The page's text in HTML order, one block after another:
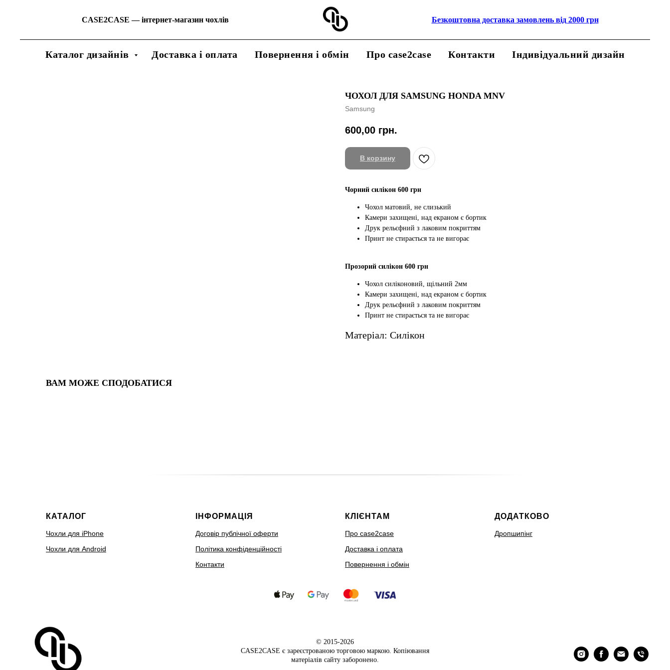
CASE2CASE—інтернет-магазин чохлів Безкоштовна доставка замовлень від 2000 грн
Каталог дизайнів Доставка і оплата Повернення і обмін Про case2case Контакти Індивідуальний дизайн
ЧОХОЛ ДЛЯ SAMSUNG HONDA MNV
Samsung
600,00 грн.
В корзину
Чорний силікон 600 грн
Чохол матовий, не слизький
Камери захищені, над екраном є бортик
Друк рельєфний з лаковим покриттям
Принт не стирається та не вигорає
Прозорий силікон 600 грн
Чохол силіконовий, щільний 2мм
Камери захищені, над екраном є бортик
Друк рельєфний з лаковим покриттям
Принт не стирається та не вигорає
Матеріал: Силікон
ВАМ МОЖЕ СПОДОБАТИСЯ
КАТАЛОГ
Чохли для iPhone
Чохли для Android
ІНФОРМАЦІЯ
Договір публічної оферти
Політика конфіденційності
Контакти
КЛІЄНТАМ
Про case2case
Доставка і оплата
Повернення і обмін
ДОДАТКОВО
Дропшипінг
© 2015-2026
CASE2CASE є зареєстрованою торговою маркою. Копіювання
матеріалів сайту заборонено.